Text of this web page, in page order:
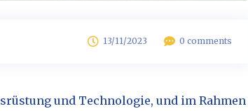
13/11/2023 0 comments
und Technologie, und im Rahmen